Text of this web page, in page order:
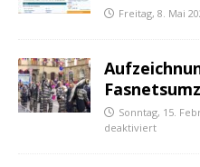
Freitag, 8. Mai
Sonntag, 15.
deaktiviert